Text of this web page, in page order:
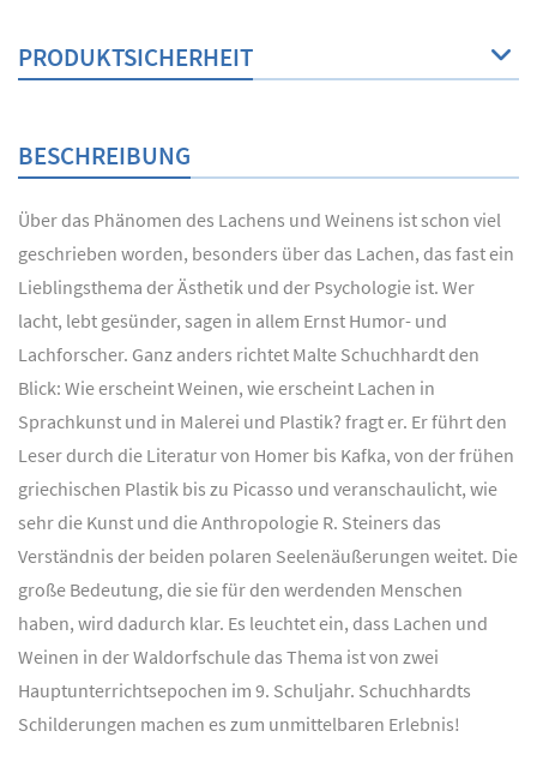
PRODUKTSICHERHEIT
BESCHREIBUNG
Über das Phänomen des Lachens und Weinens ist schon viel
geschrieben worden, besonders über das Lachen, das fast ein
Lieblingsthema der Ästhetik und der Psychologie ist. Wer
lacht, lebt gesünder, sagen in allem Ernst Humor- und
Lachforscher. Ganz anders richtet Malte Schuchhardt den
Blick: Wie erscheint Weinen, wie erscheint Lachen in
Sprachkunst und in Malerei und Plastik? fragt er. Er führt den
Leser durch die Literatur von Homer bis Kafka, von der frühen
griechischen Plastik bis zu Picasso und veranschaulicht, wie
sehr die Kunst und die Anthropologie R. Steiners das
Verständnis der beiden polaren Seelenäußerungen weitet. Die
große Bedeutung, die sie für den werdenden Menschen
haben, wird dadurch klar. Es leuchtet ein, dass Lachen und
Weinen in der Waldorfschule das Thema ist von zwei
Hauptunterrichtsepochen im 9. Schuljahr. Schuchhardts
Schilderungen machen es zum unmittelbaren Erlebnis!